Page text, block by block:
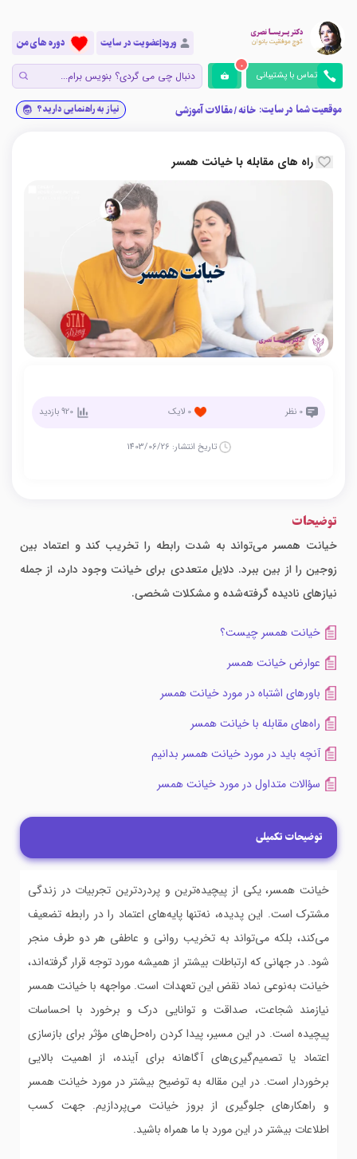
ورود|عضویت در سایت دوره های من
تماس با پشتیبانی
0
موقعیت شما در سایت: خانه/مقالات آموزشی نیاز به راهنمایی دارید؟
راه های مقابله با خیانت همسر
0 نظر 0 لایک 920بازدید
تاریخ انتشار: 1403/06/26
توضیحات
خیانت همسر می‌تواند به شدت رابطه را تخریب کند و اعتماد بین
زوجین را از بین ببرد. دلایل متعددی برای خیانت وجود دارد، از جمله
نیازهای نادیده گرفته‌شده و مشکلات شخصی.
خیانت همسر چیست؟
عوارض خیانت همسر
باورهای اشتباه در مورد خیانت همسر
راه‌های مقابله با خیانت همسر
آنچه باید در مورد خیانت همسر بدانیم
سؤالات متداول در مورد خیانت همسر
توضیحات تکمیلی
خیانت همسر، یکی از پیچیده‌ترین و پردردترین تجربیات در زندگی
مشترک است. این پدیده، نه‌تنها پایه‌های اعتماد را در رابطه تضعیف
می‌کند، بلکه می‌تواند به تخریب روانی و عاطفی هر دو طرف منجر
شود. در جهانی که ارتباطات بیشتر از همیشه مورد توجه قرار گرفته‌اند،
خیانت به‌نوعی نماد نقض این تعهدات است. مواجهه با خیانت همسر
نیازمند شجاعت، صداقت و توانایی درک و برخورد با احساسات
پیچیده است. در این مسیر، پیدا کردن راه‌حل‌های مؤثر برای بازسازی
اعتماد یا تصمیم‌گیری‌های آگاهانه برای آینده، از اهمیت بالایی
برخوردار است. در این مقاله به توضیح بیشتر در مورد خیانت همسر
و راهکارهای جلوگیری از بروز خیانت می‌پردازیم. جهت کسب
اطلاعات بیشتر در این مورد با ما همراه باشید.